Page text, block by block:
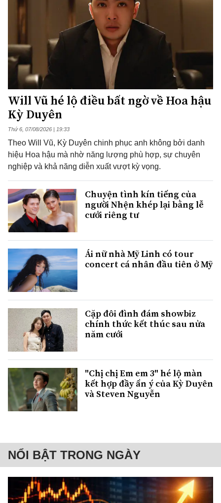
Will Vũ hé lộ điều bất ngờ về Hoa hậu
Kỳ Duyên
Thứ 6, 07/08/2026 | 19:33
Theo Will Vũ, Kỳ Duyên chinh phục anh không bởi danh
hiệu Hoa hậu mà nhờ năng lượng phù hợp, sự chuyên
nghiệp và khả năng diễn xuất vượt kỳ vọng.
Chuyện tình kín tiếng của
người Nhện khép lại bằng lễ
cưới riêng tư
Ái nữ nhà Mỹ Linh có tour
concert cá nhân đầu tiên ở Mỹ
Cặp đôi đình đám showbiz
chính thức kết thúc sau nửa
năm cưới
"Chị chị Em em 3" hé lộ màn
kết hợp đầy ẩn ý của Kỳ Duyên
và Steven Nguyễn
NỔI BẬT TRONG NGÀY